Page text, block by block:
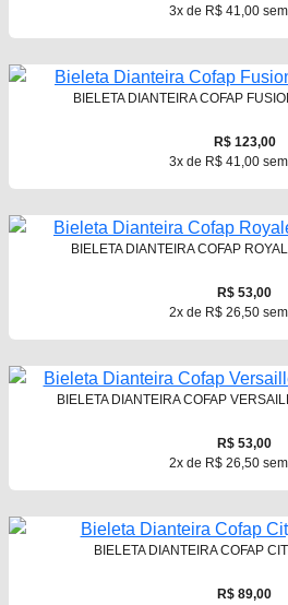
3x de R$ 41,00
BIELETA DIANTEIRA COFAP
R$ 123,00
3x de R$ 41,00
BIELETA DIANTEIRA COFAP
R$ 53,00
2x de R$ 26,50
BIELETA DIANTEIRA COFAP
R$ 53,00
2x de R$ 26,50
BIELETA DIANTEIRA COFAP
R$ 89,00